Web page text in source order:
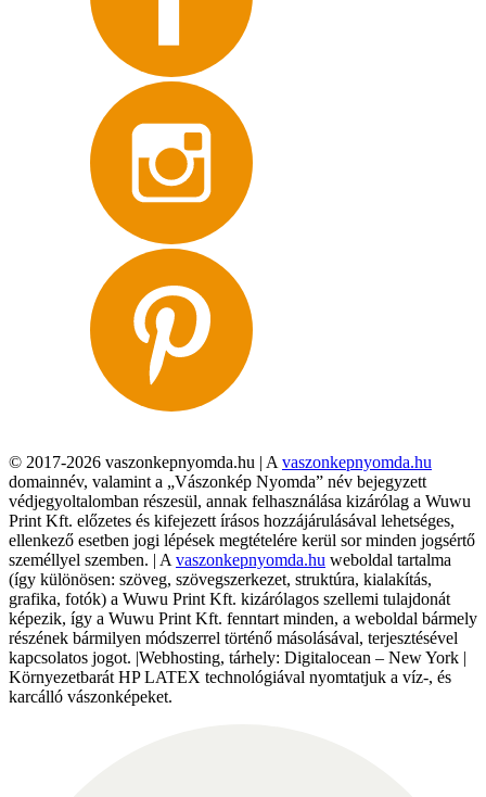
© 2017-2026 vaszonkepnyomda.hu | A vaszonkepnyomda.hu
domainnév, valamint a „Vászonkép Nyomda” név bejegyzett
védjegyoltalomban részesül, annak felhasználása kizárólag a Wuwu
Print Kft. előzetes és kifejezett írásos hozzájárulásával lehetséges,
ellenkező esetben jogi lépések megtételére kerül sor minden jogsértő
személlyel szemben. | A vaszonkepnyomda.hu weboldal tartalma
(így különösen: szöveg, szövegszerkezet, struktúra, kialakítás,
grafika, fotók) a Wuwu Print Kft. kizárólagos szellemi tulajdonát
képezik, így a Wuwu Print Kft. fenntart minden, a weboldal bármely
részének bármilyen módszerrel történő másolásával, terjesztésével
kapcsolatos jogot. |Webhosting, tárhely: Digitalocean – New York |
Környezetbarát HP LATEX technológiával nyomtatjuk a víz-, és
karcálló vászonképeket.